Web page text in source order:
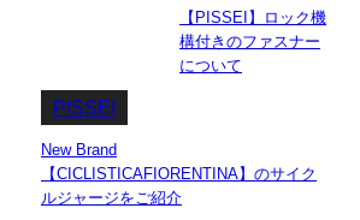
【PISSEI】ロック機
構付きのファスナー
について
PISSEI
New Brand
【CICLISTICAFIORENTINA】のサイク
ルジャージをご紹介